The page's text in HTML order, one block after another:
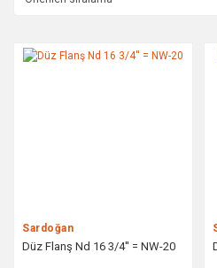
Sardoğan
Düz Flanş Nd 16 3/4'' = NW-20